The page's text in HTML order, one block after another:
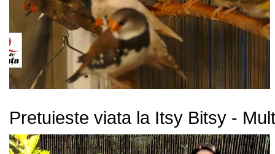
Pretuieste viata la Itsy Bitsy -